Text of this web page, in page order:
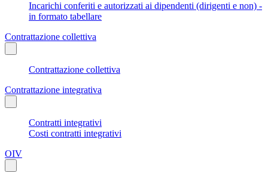
Incarichi conferiti e autorizzati ai dipendenti (dirigenti e non) -
in formato tabellare
Contrattazione collettiva
Contrattazione collettiva
Contrattazione integrativa
Contratti integrativi
Costi contratti integrativi
OIV